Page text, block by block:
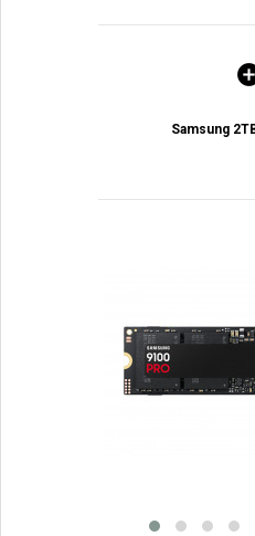
Samsung